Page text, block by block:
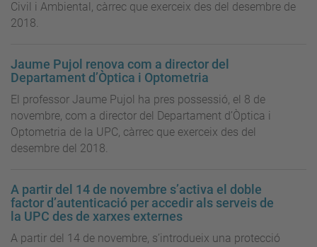
Civil i Ambiental, càrrec que exerceix des del desembre de
2018.
Jaume Pujol renova com a director del
Departament d’Òptica i Optometria
El professor Jaume Pujol ha pres possessió, el 8 de
novembre, com a director del Departament d’Òptica i
Optometria de la UPC, càrrec que exerceix des del
desembre del 2018.
A partir del 14 de novembre s’activa el doble
factor d’autenticació per accedir als serveis de
la UPC des de xarxes externes
A partir del 14 de novembre, s’introdueix una protecció